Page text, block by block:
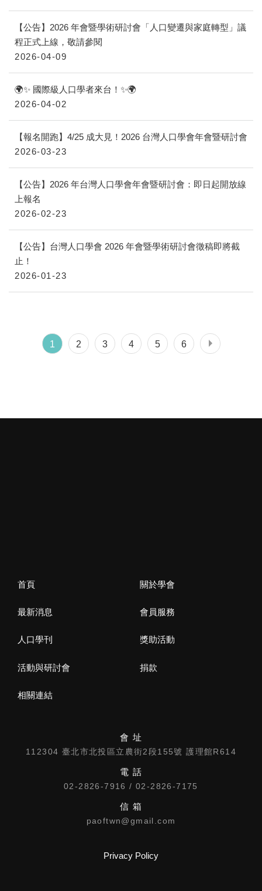
【公告】2026 年會暨學術研討會「人口變遷與家庭轉型」議
程正式上線，敬請參閱
2026-04-09
🌍✨ 國際級人口學者來台！✨🌍
2026-04-02
【報名開跑】4/25 成大見！2026 台灣人口學會年會暨研討會
2026-03-23
【公告】2026 年台灣人口學會年會暨研討會：即日起開放線
上報名
2026-02-23
【公告】台灣人口學會 2026 年會暨學術研討會徵稿即將截
止！
2026-01-23
1 2 3 4 5 6
首頁 關於學會
最新消息 會員服務
人口學刊 獎助活動
活動與研討會 捐款
相關連結
會 址
112304 臺北市北投區立農街2段155號 護理館R614
電 話
02-2826-7916 / 02-2826-7175
信 箱
paoftwn@gmail.com
Privacy Policy